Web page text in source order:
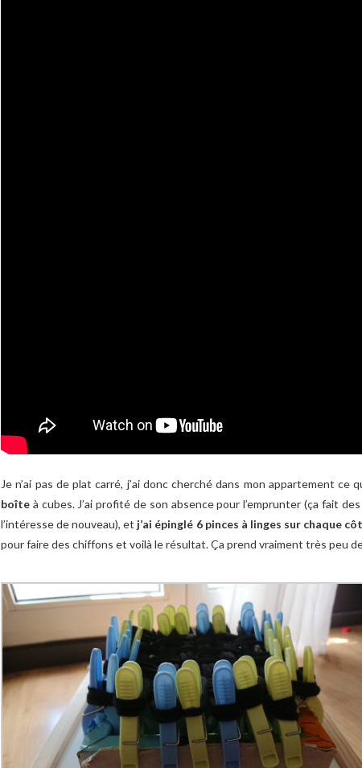
Je n’ai pas de plat carré, j’ai donc cherché dans mon appartement
boîte à cubes. J’ai profité de son absence pour l’emprunter (ça fait
l’intéresse de nouveau), et j’ai épinglé 6 pinces à linges sur chaque
pour faire des chiffons et voilà le résultat. Ça prend vraiment très peu